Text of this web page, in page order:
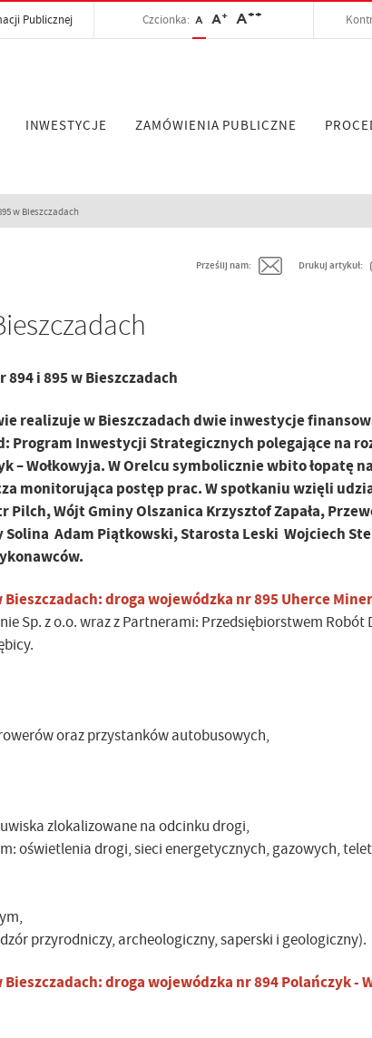
Publicznej Czcionka: A A+ A++
INWESTYCJE ZAMÓWIENIA PUBLICZNE
w Bieszczadach
Prześlij nam: Drukuj artykuł:
i 895 w Bieszczadach
realizuje w Bieszczadach dwie inwestycje
Program Inwestycji Strategicznych polegające na
– Wołkowyja. W Orelcu symbolicznie wbito łopatę
monitorująca postęp prac. W spotkaniu wzięli
Wójt Gminy Olszanica Krzysztof Zapała,
Solina Adam Piątkowski, Starosta Leski Wojciech
droga wojewódzka nr 895 Uherce
Sp. z o.o. wraz z Partnerami: Przedsiębiorstwem Robót
oraz przystanków autobusowych,
zlokalizowane na odcinku drogi,
oświetlenia drogi, sieci energetycznych, gazowych,
przyrodniczy, archeologiczny, saperski i geologiczny).
droga wojewódzka nr 894 Polańczyk -